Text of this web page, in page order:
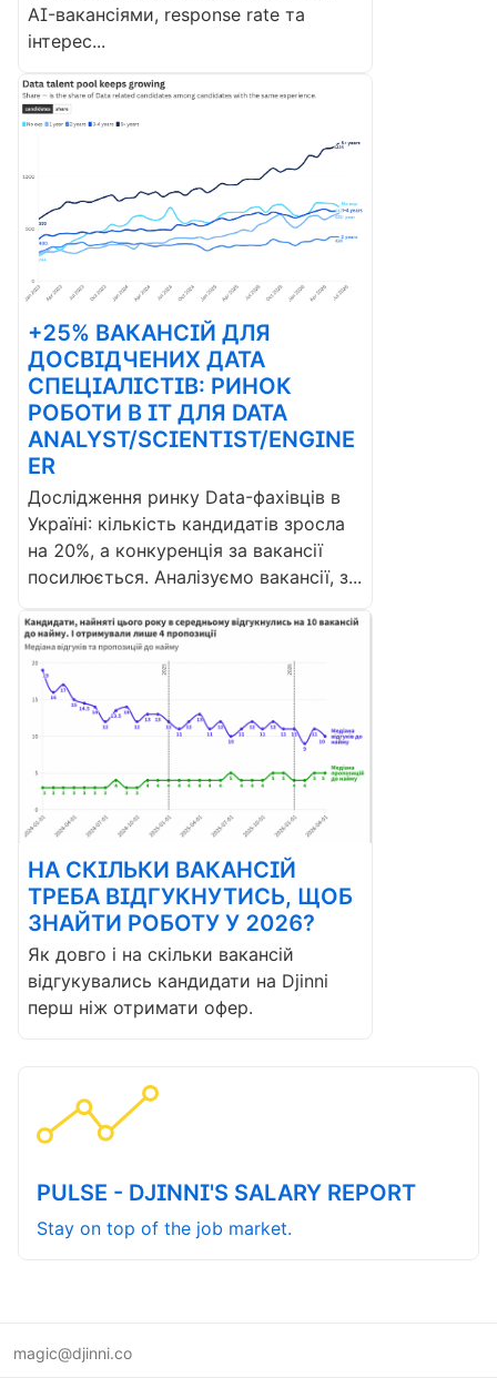
AI-вакансіями, response rate та
інтерес...
+25% ВАКАНСІЙ ДЛЯ
ДОСВІДЧЕНИХ ДАТА
СПЕЦІАЛІСТІВ: РИНОК
РОБОТИ В ІТ ДЛЯ DATA
ANALYST/SCIENTIST/ENGINE
ER
Дослідження ринку Data-фахівців в
Україні: кількість кандидатів зросла
на 20%, а конкуренція за вакансії
посилюється. Аналізуємо вакансії, з...
НА СКІЛЬКИ ВАКАНСІЙ
ТРЕБА ВІДГУКНУТИСЬ, ЩОБ
ЗНАЙТИ РОБОТУ У 2026?
Як довго і на скільки вакансій
відгукувались кандидати на Djinni
перш ніж отримати офер.
PULSE - DJINNI'S SALARY REPORT
Stay on top of the job market.
magic@djinni.co